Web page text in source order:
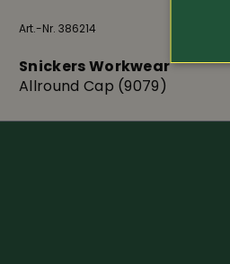
Art.-Nr. 386214
Snickers Workwear
Allround Cap (9079)